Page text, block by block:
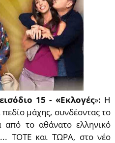
15 - «Εκλογές»: Η
πεδίο μάχης, συνδέοντας το
το αθάνατο ελληνικό
ΤΟΤΕ και ΤΩΡΑ, στο νέο